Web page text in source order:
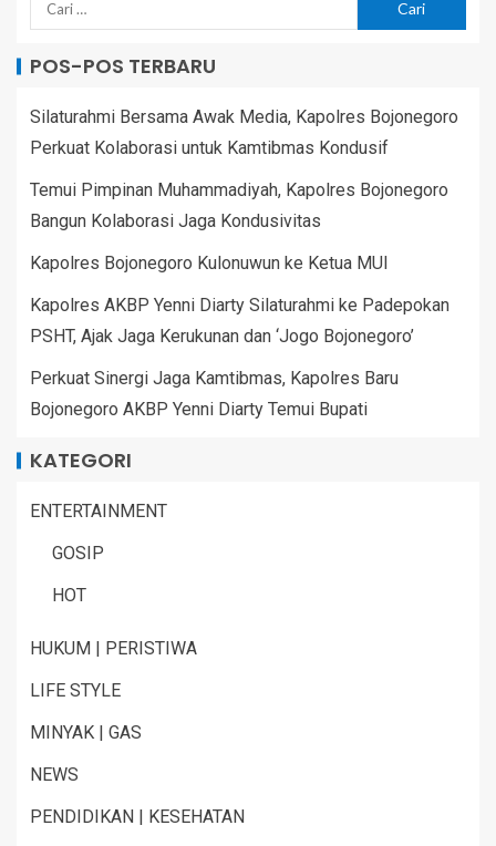
POS-POS TERBARU
Silaturahmi Bersama Awak Media, Kapolres Bojonegoro
Perkuat Kolaborasi untuk Kamtibmas Kondusif
Temui Pimpinan Muhammadiyah, Kapolres Bojonegoro
Bangun Kolaborasi Jaga Kondusivitas
Kapolres Bojonegoro Kulonuwun ke Ketua MUI
Kapolres AKBP Yenni Diarty Silaturahmi ke Padepokan
PSHT, Ajak Jaga Kerukunan dan ‘Jogo Bojonegoro’
Perkuat Sinergi Jaga Kamtibmas, Kapolres Baru
Bojonegoro AKBP Yenni Diarty Temui Bupati
KATEGORI
ENTERTAINMENT
GOSIP
HOT
HUKUM | PERISTIWA
LIFE STYLE
MINYAK | GAS
NEWS
PENDIDIKAN | KESEHATAN